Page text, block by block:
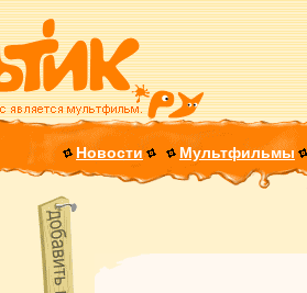
Новости Мультфильмы